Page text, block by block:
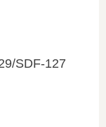
SDF-127